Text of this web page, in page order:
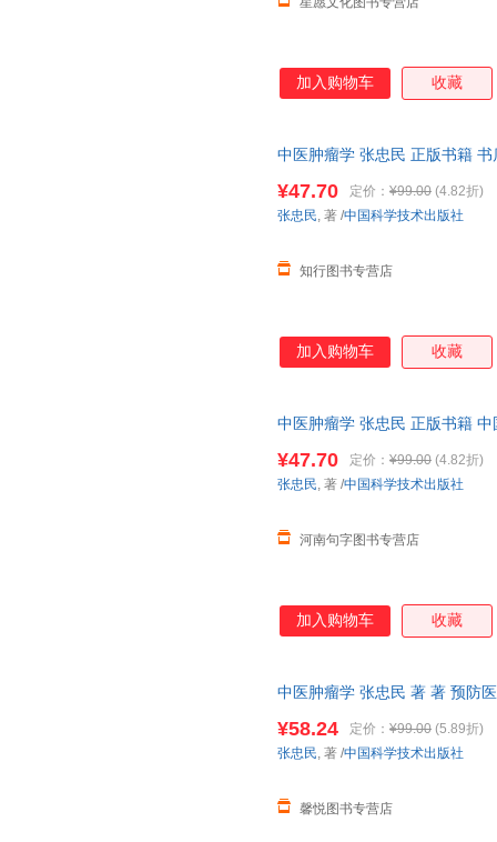
加入购物车 收藏
中医肿瘤学 张忠民 正版书籍
¥47.70 定价： ¥99.00 (4.82折)
知行图书专营店
张忠民, 著 /中国科学技术出版社
加入购物车 收藏
中医肿瘤学 张忠民 正版书籍
¥47.70 定价： ¥99.00 (4.82折)
河南句字图书专营店
张忠民, 著 /中国科学技术出版社
加入购物车 收藏
中医肿瘤学 张忠民 著 著 预防
¥58.24 定价： ¥99.00 (5.89折)
馨悦图书专营店
张忠民, 著 /中国科学技术出版社